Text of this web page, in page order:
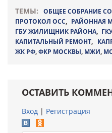
ТЕМЫ:
ОБЩЕЕ СОБРАНИЕ
ПРОТОКОЛ ОСС, РАЙОННАЯ
ГБУ ЖИЛИЩНИК РАЙОНА,
КАПИТАЛЬНЫЙ РЕМОНТ,
ЖК РФ,ФКР МОСКВЫ, МЖИ,
ОСТАВИТЬ
Вход | Регистрация